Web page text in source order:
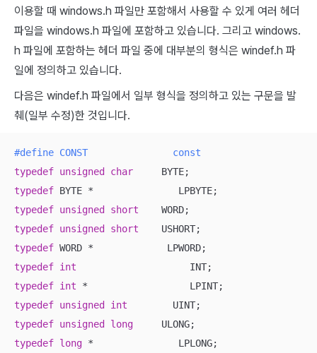
이용할 때 windows.h 파일만 포함해서 사용할 수 있게 여러 헤더
파일을 windows.h 파일에 포함하고 있습니다. 그리고 windows.
h 파일에 포함하는 헤더 파일 중에 대부분의 형식은 windef.h 파
일에 정의하고 있습니다.
다음은 windef.h 파일에서 일부 형식을 정의하고 있는 구문을 발
췌(일부 수정)한 것입니다.
#define CONST               const
typedef unsigned char
typedef
typedef unsigned short
typedef unsigned short
typedef
typedef int
typedef int
typedef unsigned int
typedef unsigned long
typedef long